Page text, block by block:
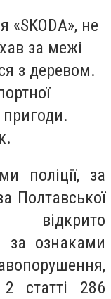
«SKODA», не
за межі
з деревом.
пригоди.
поліції, за
Полтавської
відкрито
за ознаками
статті 286